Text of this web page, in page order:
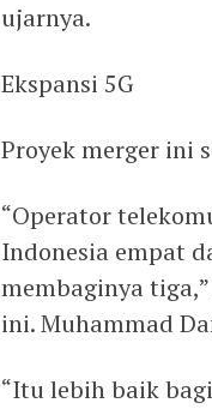
ujarnya.
Ekspansi 5G
Proyek merger ini
“Operator
Indonesia empat
membaginya
ini. Muhammad
“Itu lebih baik